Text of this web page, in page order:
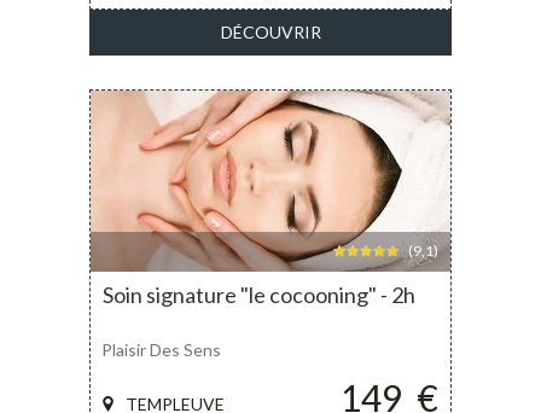
DÉCOUVRIR
(9,1)
Soin signature "le cocooning" - 2h
149 €
TEMPLEUVE
Plaisir Des Sens